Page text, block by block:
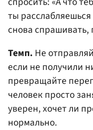
ты
снова спрашивать,
Темп. Не
если не получили
превращайте
человек просто
уверен, хочет ли
нормально.